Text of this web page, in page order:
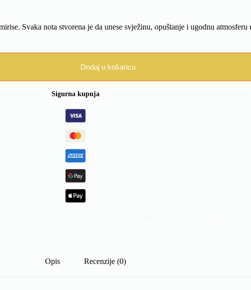
Svaka nota stvorena je da unese svježinu, opuštanje i ugodnu atmosferu
Dodaj u košaricu
Sigurna kupnja
Opis Recenzije (0)